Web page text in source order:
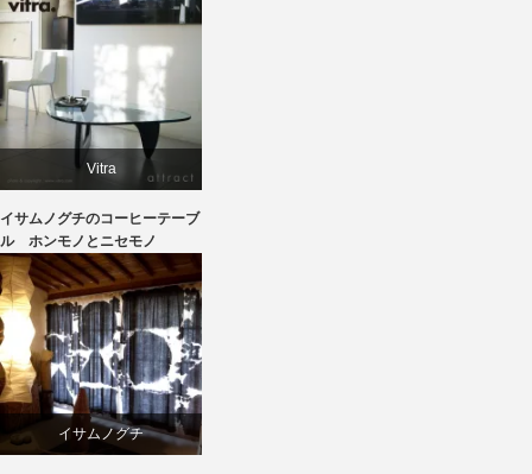
椅子
Vitra
イサムノグチ
テーブル
イサムノグチのコーヒーテーブ
ル ホンモノとニセモノ
イサムノグチ